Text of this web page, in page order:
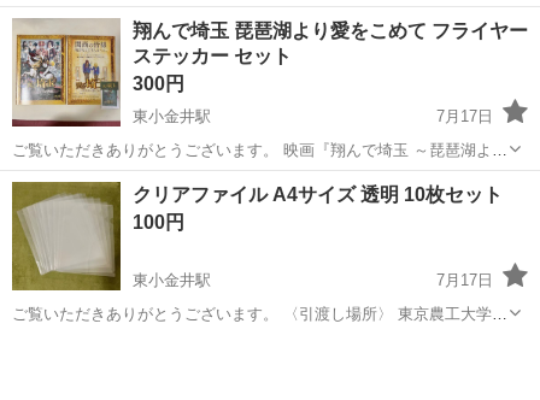
愛をこめて～』の劇場配布フライヤー2種セットです。キービジュアル
とティザービジュアルです。 - 作品名: 翔んで埼玉 ～琵琶湖より愛を
こめて～ - 内容物...
東京 小金井市 東小金井駅 その他 翔んで埼玉
翔んで埼玉 琵琶湖より愛をこめて フライヤー
ステッカー セット
300円
東小金井駅
7月17日
ご覧いただきありがとうございます。 映画『翔んで埼玉 ～琵琶湖より
愛をこめて～』の劇場配布フライヤー（ティザーチラシとキービジュ
アルチラシ）と、ステッカーのコレクションセットです。 実物は画像
とは色味が異なる場合がござい...
東京 小金井市 東小金井駅 その他 翔んで埼玉
クリアファイル A4サイズ 透明 10枚セット
100円
東小金井駅
7月17日
ご覧いただきありがとうございます。 〈引渡し場所〉 東京農工大学